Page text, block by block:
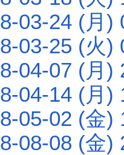
03-24 (月)
03-25 (火)
04-07 (月)
04-14 (月)
05-02 (金)
08-08 (金)